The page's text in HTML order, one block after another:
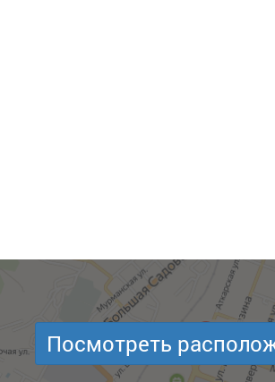
Посмотреть